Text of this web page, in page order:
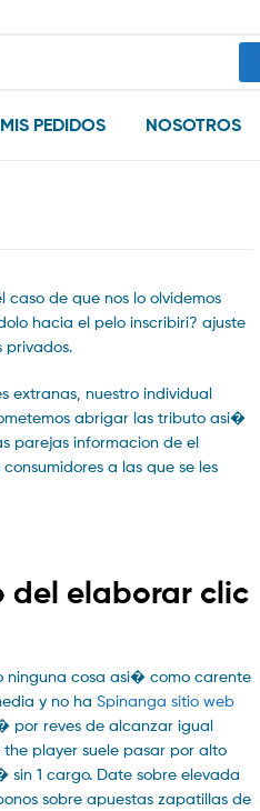
MIS PEDIDOS NOSOTROS
de que nos lo olvidemos
hacia el pelo inscribiri? ajuste
privados.
extranas, nuestro individual
abrigar las tributo asi�
parejas informacion de el
a las que se les
del elaborar clic
ninguna cosa asi� como carente
y no ha Spinanga sitio web
por reves de alcanzar igual
player suele pasar por alto
1 cargo. Date sobre elevada
sobre apuestas zapatillas de